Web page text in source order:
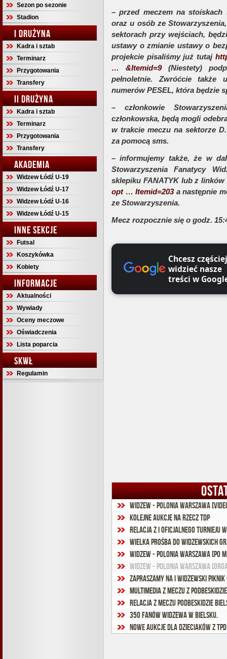
Sezon po sezonie
Stadion
I DRUŻYNA
Kadra i sztab
Terminarz
Przygotowania
Transfery
II DRUŻYNA
Kadra i sztab
Terminarz
Przygotowania
Transfery
AKADEMIA
Widzew Łódź U-19
Widzew Łódź U-17
Widzew Łódź U-16
Widzew Łódź U-15
INNE SEKCJE
Futsal
Koszykówka
Kobiety
INFORMACJE
Aktualności
Wywiady
Oceny meczowe
Oświadczenia
Lista poparcia
SKWŁ
Regulamin
– przed meczem na stoiskach
oraz u osób ze
sektorach przy wejściach,
ustawy o zmianie ustawy o
projekcie pisaliśmy już tutaj
… &Itemid=9 (Niestety)
pełnoletnie. Zwróćcie także
numerów PESEL, która będzie
– członkowie
członkowska, będą mogli
w trakcie meczu na sektorze
za pomocą sms.
– informujemy także, że w
Stowarzyszenia Fanatycy
sklepiku FANATYK lub z linków
opt … Itemid=203a następnie
ze Stowarzyszenia.
Mecz rozpocznie się o godz.
Chcesz częściej
widzieć nasze
treści w
Widzew - Polonia Warszawa
Kolejne aukcje na rzecz TDP
Relacja z I oficjalnego Turnieju
wielka prośba do Widzewskich
Widzew - Polonia Warszawa [po
Widzew - Polonia Warszawa
Zapraszamy na I Widzewski Piknik
Multimedia z meczu z
350 fanów Widzewa w Bielsku.
Nowe aukcje dla dzieciaków z TPD